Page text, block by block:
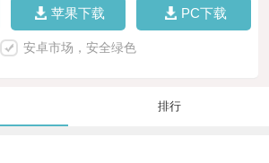
苹果下载 PC下载
安卓市场，安全绿色
排行